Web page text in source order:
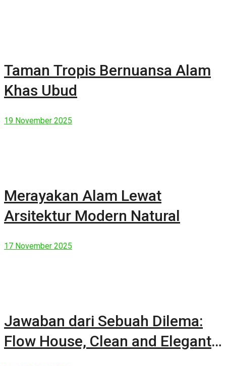
Taman Tropis Bernuansa Alam
Khas Ubud
19 November 2025
Merayakan Alam Lewat
Arsitektur Modern Natural
17 November 2025
Jawaban dari Sebuah Dilema:
Flow House, Clean and Elegant